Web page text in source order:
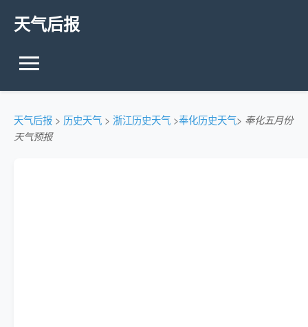
天气后报
天气后报 > 历史天气 > 浙江历史天气 >奉化历史天气> 奉化五月份
天气预报